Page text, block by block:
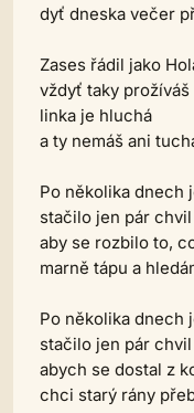
dyť dneska večer
Zases řádil jako
vždyť taky prožíváš
linka je hluchá
a ty nemáš ani
Po několika dnech
stačilo jen pár
aby se rozbilo to,
marně tápu a
Po několika dnech
stačilo jen pár
abych se dostal z
chci starý rány